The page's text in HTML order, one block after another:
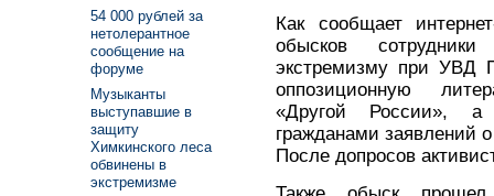
Как сообщает
обысков
экстремизму при УВД
оппозиционную
«Другой России»,
гражданами заявлений
После допросов
54 000 рублей за
нетолерантное
сообщение на
форуме
Музыканты
выступавшие в
защиту
Химкинского леса
обвинены в
экстремизме